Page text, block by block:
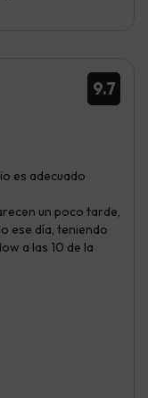
9.7
es adecuado
un poco tarde,
ese día, teniendo
a las 10 de la